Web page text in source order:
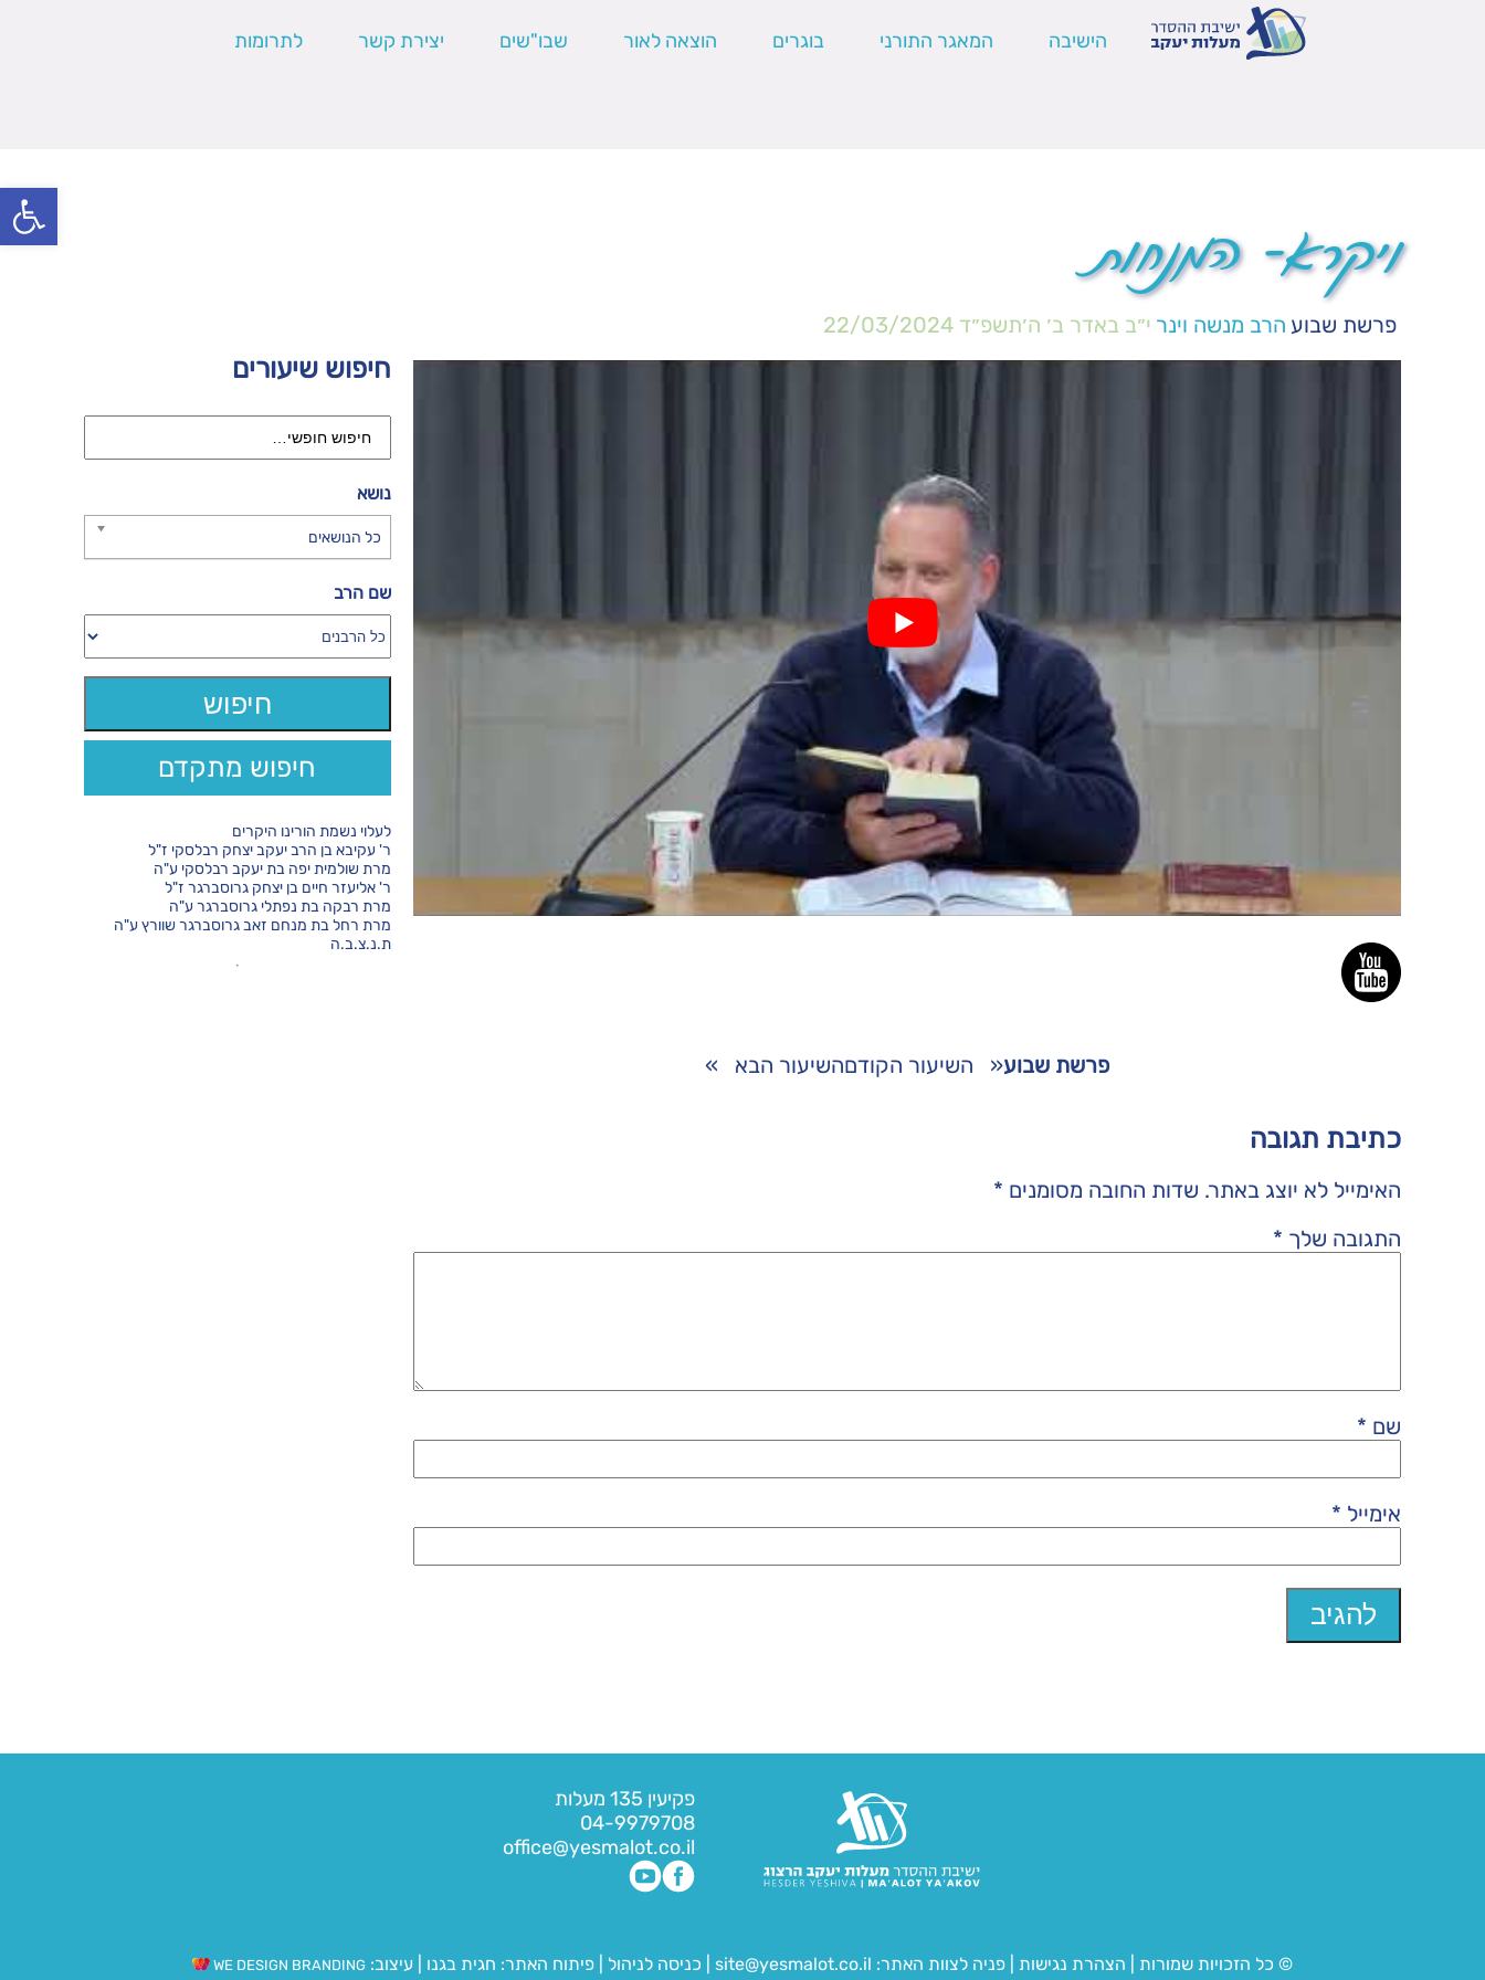
פתח
הישיבה המאגר התורני בוגרים הוצאה לאור שבו"שים יצירת קשר לתרומות
ויקרא- המנחות
פרשת שבוע הרב מנשה וינר י״ב באדר ב׳ ה׳תשפ״ד 22/03/2024
פרשת שבוע« השיעור הקודםהשיעור הבא »
כתיבת תגובה
האימייל לא יוצג באתר. שדות החובה מסומנים *
התגובה שלך *
שם *
אימייל *
חיפוש שיעורים
נושא
כל הנושאים
שם הרב
חיפוש מתקדם
לעלוי נשמת הורינו היקרים
ר' עקיבא בן הרב יעקב יצחק רבלסקי ז"ל
מרת שולמית יפה בת יעקב רבלסקי ע"ה
ר' אליעזר חיים בן יצחק גרוסברגר ז"ל
מרת רבקה בת נפתלי גרוסברגר ע"ה
מרת רחל בת מנחם זאב גרוסברגר שוורץ ע"ה
ת.נ.צ.ב.ה
פקיעין 135 מעלות
04-9979708
office@yesmalot.co.il
© כל הזכויות שמורות הצהרת נגישות פניה לצוות האתר: site@yesmalot.co.il כניסה לניהול פיתוח האתר: חגית בגנו עיצוב: WE DESIGN BRANDING